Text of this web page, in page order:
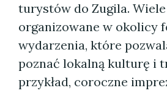
turystów do Zugila.
organizowane w okolicy
wydarzenia, które
poznać lokalną kulturę i
przykład, coroczne